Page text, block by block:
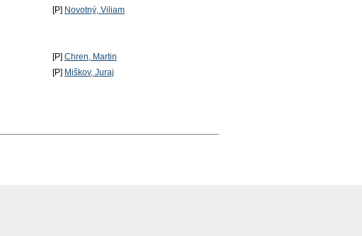
[P] Novotný, Viliam
[P] Chren, Martin
[P] Miškov, Juraj